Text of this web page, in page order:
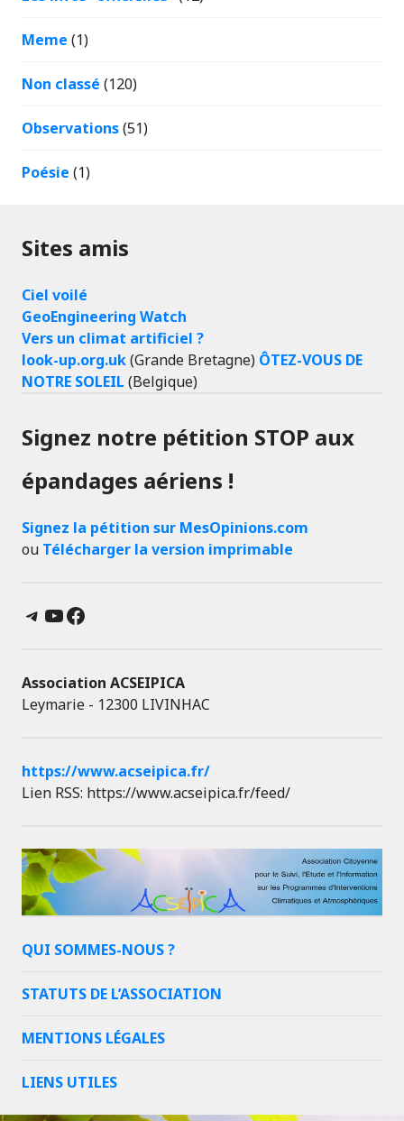
Meme (1)
Non classé (120)
Observations(51)
Poésie (1)
Sites amis
Ciel voilé
GeoEngineering Watch
Vers un climat artificiel ?
look-up.org.uk(Grande Bretagne) ÔTEZ-VOUS DE
NOTRE SOLEIL (Belgique)
Signez notre pétition STOP aux
épandages aériens !
Signez la pétition sur MesOpinions.com
ou Télécharger la version imprimable
Telegram
YouTube
Facebook
Association ACSEIPICA
Leymarie - 12300 LIVINHAC
https://www.acseipica.fr/
Lien RSS: https://www.acseipica.fr/feed/
QUI SOMMES-NOUS ?
STATUTS DE L’ASSOCIATION
MENTIONS LÉGALES
LIENS UTILES